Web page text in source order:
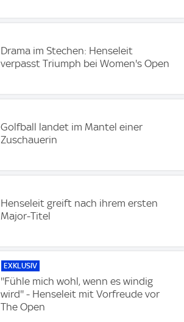
Drama im Stechen: Henseleit
verpasst Triumph bei Women's Open
Golfball landet im Mantel einer
Zuschauerin
Henseleit greift nach ihrem ersten
Major-Titel
EXKLUSIV
''Fühle mich wohl, wenn es windig
wird'' - Henseleit mit Vorfreude vor
The Open